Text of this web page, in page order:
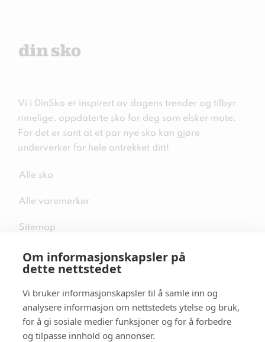
Om informasjonskapsler på
dette nettstedet
Vi bruker informasjonskapsler til å samle inn og
analysere informasjon om nettstedets ytelse og bruk,
for å gi sosiale medier funksjoner og for å forbedre
og tilpasse innhold og annonser.
Vi i DinSko er inspirert av dagens trender og tilbyr
rimelige, oppdaterte sko for deg som elsker mote.
For det er sant at et par nye sko kan gjøre
underverker for hele antrekket ditt!
Alle sko
Alle varemerker
Sitemap
Følg oss i sosiale medier